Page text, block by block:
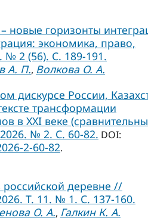
новые горизонты
экономика, право,
№ 2 (56). С. 189-191.
А. П., Волкова О. А.
дискурсе России,
трансформации
в XXI веке
№ 2. С. 60-82. DOI:
2-60-82.
деревне //
Т. 11. № 1. С. 137-160.
О. А., Галкин К. А.